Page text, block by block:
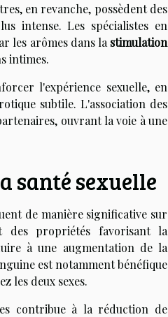
en revanche, possèdent des
intense. Les spécialistes en
les arômes dans la stimulation
intimes.
l'expérience sexuelle, en
subtile. L'association des
ouvrant la voie à une
santé sexuelle
de manière significative sur
des propriétés favorisant la
à une augmentation de la
est notamment bénéfique
les deux sexes.
contribue à la réduction de